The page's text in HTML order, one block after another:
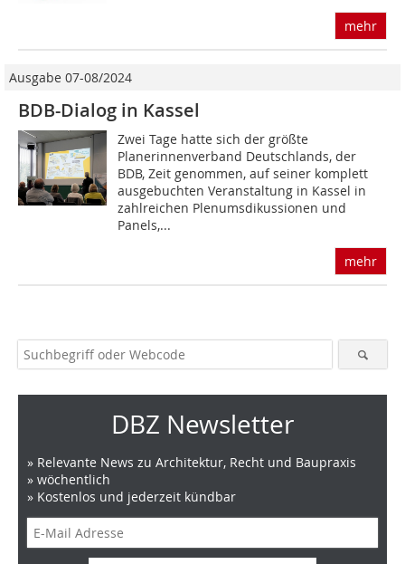
mehr
Ausgabe 07-08/2024
BDB-Dialog in Kassel
Zwei Tage hatte sich der größte
Planerinnenverband Deutschlands, der
BDB, Zeit genommen, auf seiner komplett
ausgebuchten Veranstaltung in Kassel in
zahlreichen Plenumsdikussionen und
Panels,...
mehr
DBZ Newsletter
» Relevante News zu Architektur, Recht und Baupraxis
» wöchentlich
» Kostenlos und jederzeit kündbar